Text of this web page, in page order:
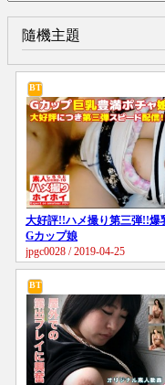
隨機主題
BT
大好評!!ハメ撮り第三弾!!爆
Gカップ娘
jpgc0028 / 2019-04-25
BT